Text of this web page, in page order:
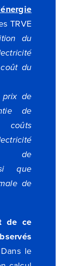
TRVE
du
du
prix de
de
de
que
de
de ce
le